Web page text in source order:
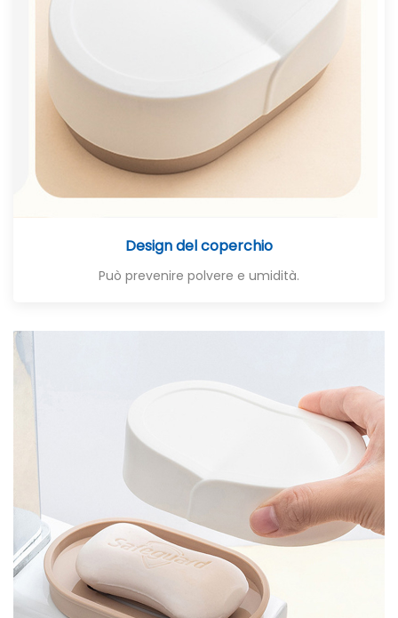
Design del coperchio
Può prevenire polvere e umidità.